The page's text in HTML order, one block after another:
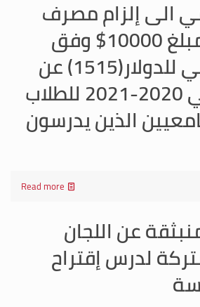
الى إلزام مصرف
لبنان بصرف مبلغ 10000$ وفق
السعر الرسمي للدولار(1515) عن
العام الدراسي 2020-2021 للطلاب
الذين يدرسون
Read more
عن اللجان
لدرس إقتراح